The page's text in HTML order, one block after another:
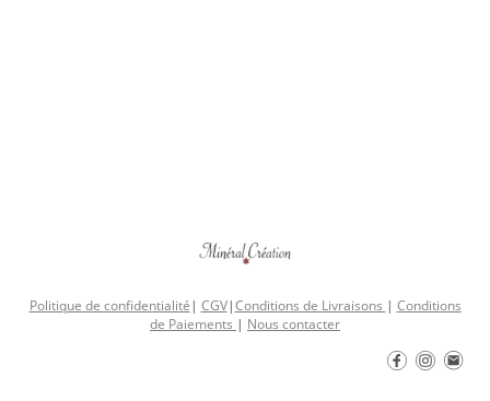
Politique de confidentialité | CGV|Conditions de Livraisons | Conditions
de Paiements | Nous contacter